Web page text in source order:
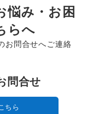
悩み・お困
らへ
お問合せへご連絡
問合せ
ちら